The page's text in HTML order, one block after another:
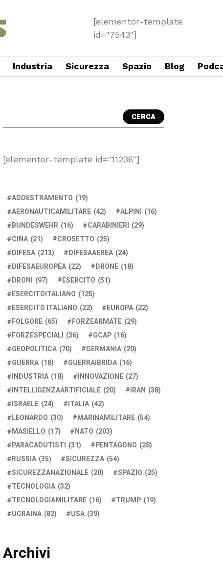
[elementor-template
id="7543"]
Industria Sicurezza Spazio Blog
CERCA
[elementor-template id="11236"]
ADDESTRAMENTO (19)
AERONAUTICAMILITARE (42) ALPINI (16)
BUNDESWEHR (16) CARABINIERI (29)
CINA (21) CROSETTO (25)
DIFESA (213) DIFESAAEREA (24)
DIFESAEUROPEA (22) DRONE (18)
DRONI (97) ESERCITO (51)
ESERCITOITALIANO (125)
ESERCITO ITALIANO (22) EUROPA (22)
FOLGORE (65) FORZEARMATE (29)
FORZESPECIALI (36) GCAP (16)
GEOPOLITICA (70) GERMANIA (20)
GUERRA (18) GUERRAIBRIDA (16)
INDUSTRIA (18) INNOVAZIONE (27)
INTELLIGENZAARTIFICIALE (20) IRAN (38)
ISRAELE (24) ITALIA (42)
LEONARDO (30) MARINAMILITARE (54)
MASIELLO (17) NATO (203)
PARACADUTISTI (31) PENTAGONO (28)
RUSSIA (35) SICUREZZA (54)
SICUREZZANAZIONALE (20) SPAZIO (25)
TECNOLOGIA (32)
TECNOLOGIAMILITARE (16) TRUMP (19)
UCRAINA (82) USA (39)
Archivi